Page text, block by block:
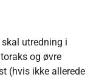
utredning i
og øvre
(hvis ikke allerede